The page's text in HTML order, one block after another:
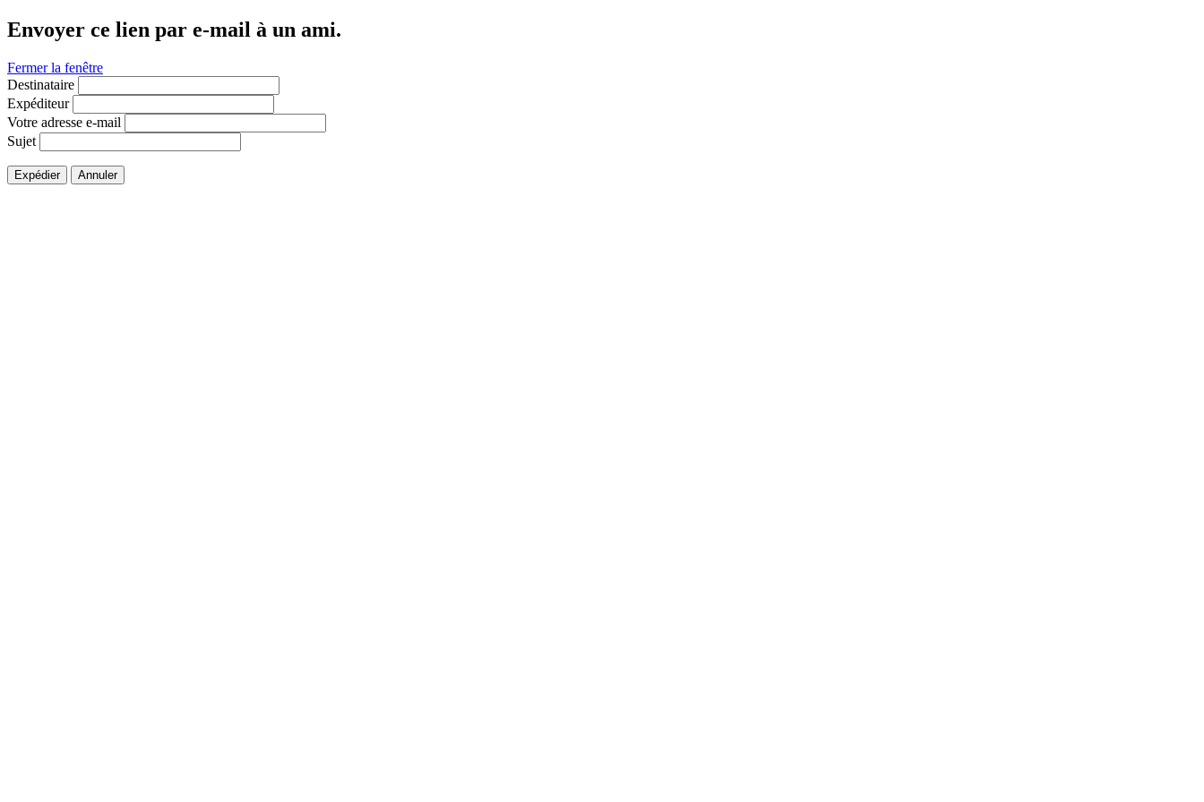
Envoyer ce lien par e-mail à un ami.
Fermer la fenêtre
Destinataire
Expéditeur
Votre adresse e-mail
Sujet
Expédier Annuler